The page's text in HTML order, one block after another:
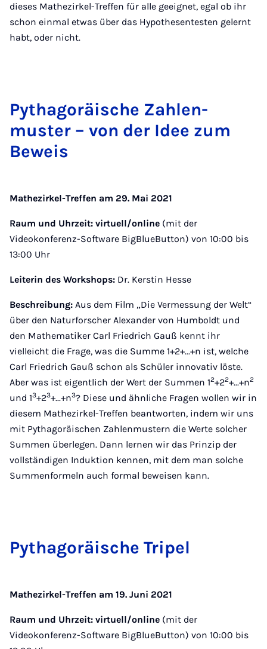
dieses Mathezirkel-Treffen für alle geeignet, egal ob ihr
schon einmal etwas über das Hypothesentesten gelernt
habt, oder nicht.
Py­thagoräis­che Zah­len­
muster – von der Idee zum
Be­weis
Mathezirkel-Treffen am 29. Mai 2021
Raum und Uhrzeit: virtuell/online (mit der
Videokonferenz-Software BigBlueButton) von 10:00 bis
13:00 Uhr
Leiterin des Workshops: Dr. Kerstin Hesse
Beschreibung: Aus dem Film „Die Vermessung der Welt“
über den Naturforscher Alexander von Humboldt und
den Mathematiker Carl Friedrich Gauß kennt ihr
vielleicht die Frage, was die Summe 1+2+...+n ist, welche
Carl Friedrich Gauß schon als Schüler innovativ löste.
Aber was ist eigentlich der Wert der Summen 12+22+...+n2
und 13+23+...+n3? Diese und ähnliche Fragen wollen wir in
diesem Mathezirkel-Treffen beantworten, indem wir uns
mit Pythagoräischen Zahlenmustern die Werte solcher
Summen überlegen. Dann lernen wir das Prinzip der
vollständigen Induktion kennen, mit dem man solche
Summenformeln auch formal beweisen kann.
Py­thagoräis­che Tripel
Mathezirkel-Treffen am 19. Juni 2021
Raum und Uhrzeit: virtuell/online (mit der
Videokonferenz-Software BigBlueButton) von 10:00 bis